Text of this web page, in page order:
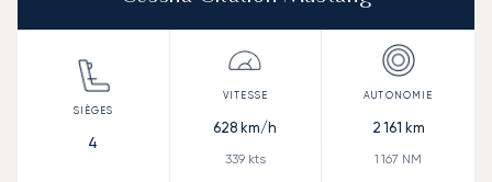
4
628 km/h
339kts
2 161 km
1 167 NM